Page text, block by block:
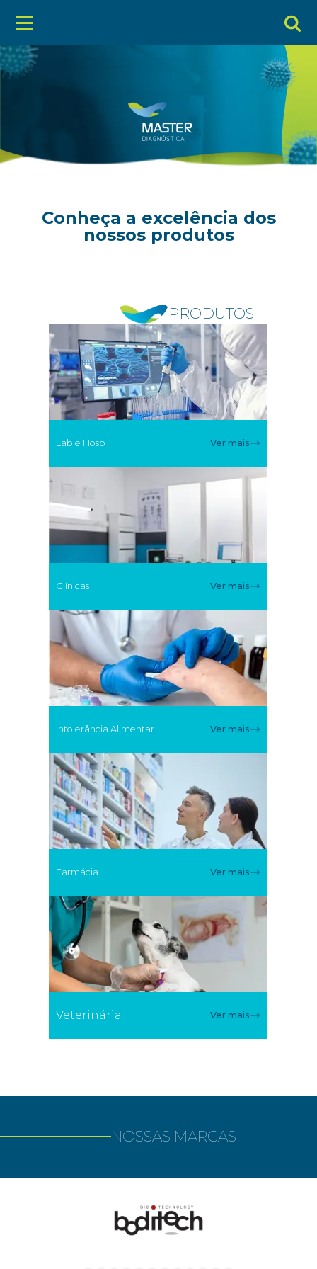
Conheça a excelência dos
nossos produtos
PRODUTOS
Lab e Hosp Ver mais
Clínicas Ver mais
Intolerância Alimentar Ver mais
Farmácia Ver mais
Veterinária Ver mais
NOSSAS MARCAS